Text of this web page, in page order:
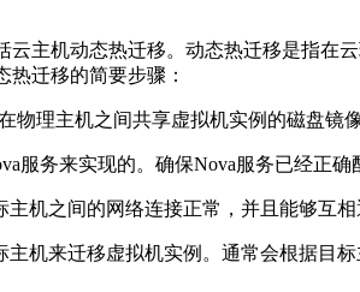
主机动态热迁移。动态热迁移是指在
热迁移的简要步骤：
主机之间共享虚拟机实例的磁盘镜像
务来实现的。确保Nova服务已经正确
之间的网络连接正常，并且能够互相
来迁移虚拟机实例。通常会根据目